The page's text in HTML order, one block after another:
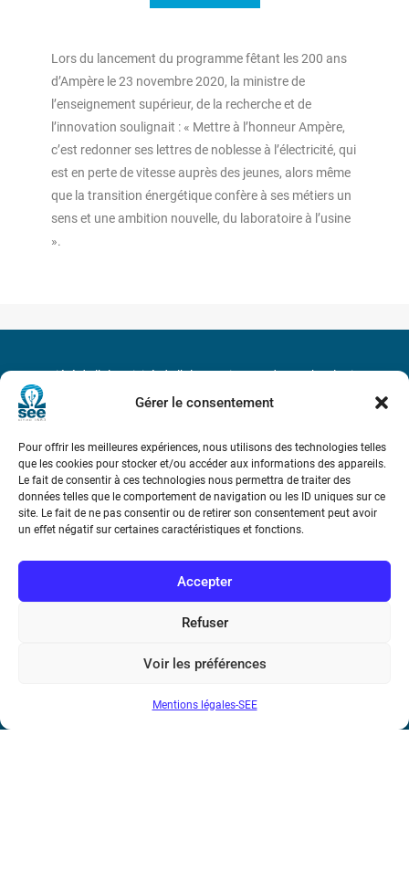
Gérer le consentement
Pour offrir les meilleures expériences, nous utilisons des technologies telles
que les cookies pour stocker et/ou accéder aux informations des appareils.
Le fait de consentir à ces technologies nous permettra de traiter des
données telles que le comportement de navigation ou les ID uniques sur ce
site. Le fait de ne pas consentir ou de retirer son consentement peut avoir
un effet négatif sur certaines caractéristiques et fonctions.
Accepter
Refuser
Voir les préférences
Mentions légales-SEE
Lors du lancement du programme fêtant les 200 ans
d’Ampère le 23 novembre 2020, la ministre de
l’enseignement supérieur, de la recherche et de
l’innovation soulignait : « Mettre à l’honneur Ampère,
c’est redonner ses lettres de noblesse à l’électricité, qui
est en perte de vitesse auprès des jeunes, alors même
que la transition énergétique confère à ses métiers un
sens et une ambition nouvelle, du laboratoire à l’usine
».
Bicentenaire des découvertes d’André-
Conditions Générales de Vente
Société de l’Electricité, de l’Electronique et des Technologies
de l’Information et de la Communication
17 rue de l’Amiral Hamelin 75116 Paris
Métro : « Boissière » Ligne 6 et « Iéna » Ligne 9
Téléphone : (+33) 1 56 90 37 17
N° de SIREN : 785 393 232, Code APE : 9412Z TVA intra-
communautaire : FR44 785 393 232